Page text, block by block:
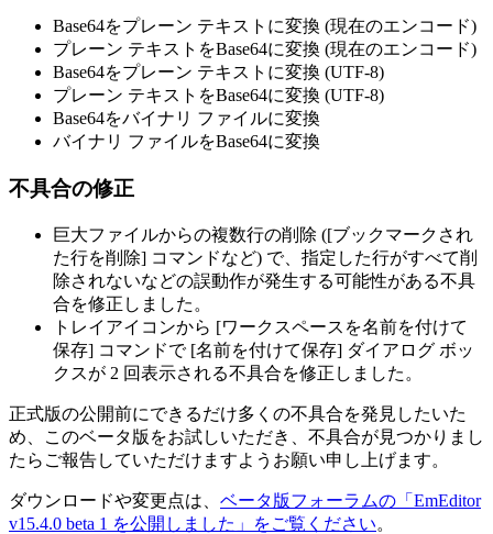
Base64をプレーン テキストに変換 (現在のエンコード)
プレーン テキストをBase64に変換 (現在のエンコード)
Base64をプレーン テキストに変換 (UTF-8)
プレーン テキストをBase64に変換 (UTF-8)
Base64をバイナリ ファイルに変換
バイナリ ファイルをBase64に変換
不具合の修正
巨大ファイルからの複数行の削除 ([ブックマークされ
た行を削除] コマンドなど) で、指定した行がすべて削
除されないなどの誤動作が発生する可能性がある不具
合を修正しました。
トレイアイコンから [ワークスペースを名前を付けて
保存] コマンドで [名前を付けて保存] ダイアログ ボッ
クスが 2 回表示される不具合を修正しました。
正式版の公開前にできるだけ多くの不具合を発見したいた
め、このベータ版をお試しいただき、不具合が見つかりまし
たらご報告していただけますようお願い申し上げます。
ダウンロードや変更点は、 ベータ版フォーラムの「EmEditor
v15.4.0 beta 1 を公開しました」をご覧ください。